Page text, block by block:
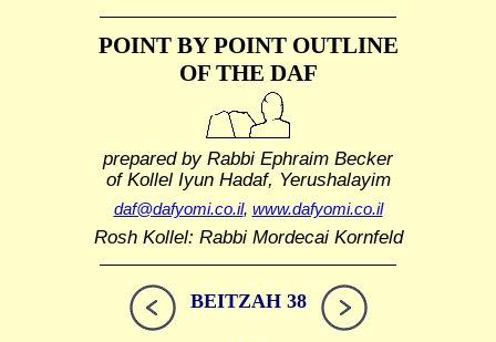
POINT BY POINT OUTLINE
OF THE DAF
prepared by Rabbi Ephraim Becker
of Kollel Iyun Hadaf, Yerushalayim
daf@dafyomi.co.il, www.dafyomi.co.il
Rosh Kollel: Rabbi Mordecai Kornfeld
BEITZAH 38